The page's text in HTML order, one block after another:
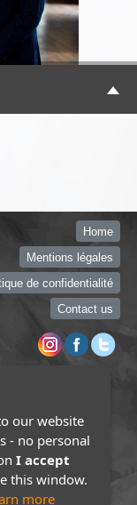
Home
Mentions légales
de confidentialité
Contact us
our website
- no personal
I accept
this window.
more